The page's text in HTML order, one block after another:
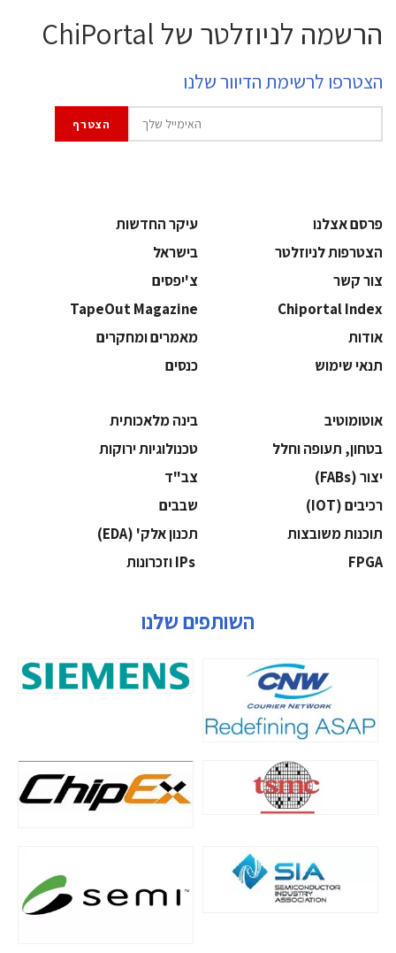
הרשמה לניוזלטר של ChiPortal
הצטרפו לרשימת הדיוור שלנו
פרסם אצלנו
עיקר החדשות
הצטרפות לניוזלטר
בישראל
צור קשר
צ'יפסים
Chiportal Index
TapeOut Magazine
אודות
מאמרים ומחקרים
תנאי שימוש
כנסים
אוטומוטיב
בינה מלאכותית
בטחון, תעופה וחלל
‫טכנולוגיות ירוקות‬
‫יצור (‪(FABs‬‬
‫צב"ד‬
‫רכיבים‬ (IOT)
‫שבבים‬
‫תוכנות משובצות‬
‫תכנון אלק' (‪(EDA‬‬
‫‪FPGA‬‬
השותפים שלנו